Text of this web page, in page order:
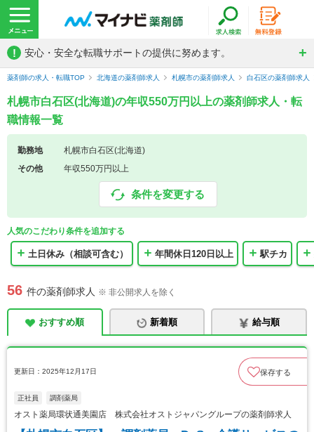
! 安心・安全な転職サポートの提供に努めます。
薬剤師の求人・転職TOP 北海道の薬剤師求人 札幌市の薬剤師求人 白石区の薬剤師求人
札幌市白石区(北海道)の年収550万円以上の薬剤師求人・転
職情報一覧
勤務地
札幌市白石区(北海道)
その他
年収550万円以上
条件を変更する
人気のこだわり条件を追加する
土日休み（相談可含む） 年間休日120日以上 駅チカ
56 件の薬剤師求人 ※ 非公開求人を除く
おすすめ順 新着順 給与順
更新日：2025年12月17日 保存する
正社員 調剤薬局
オスト薬局環状通美園店 株式会社オストジャパングループの薬剤師求人